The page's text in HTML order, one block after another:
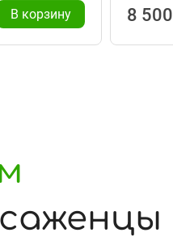
В корзину 8 500